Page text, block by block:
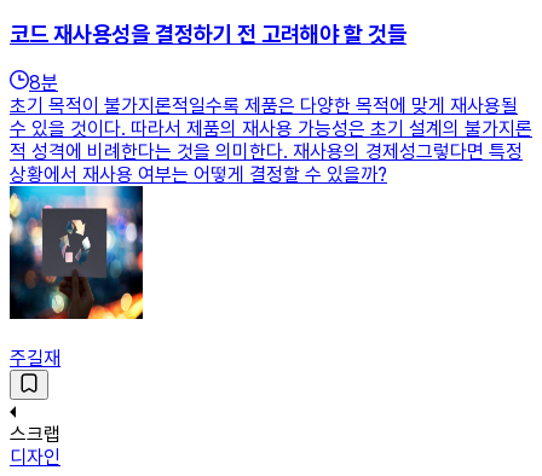
코드 재사용성을 결정하기 전 고려해야 할 것들
8분
초기 목적이 불가지론적일수록 제품은 다양한 목적에 맞게 재사용될
수 있을 것이다. 따라서 제품의 재사용 가능성은 초기 설계의 불가지론
적 성격에 비례한다는 것을 의미한다. 재사용의 경제성그렇다면 특정
상황에서 재사용 여부는 어떻게 결정할 수 있을까?
주길재
스크랩
디자인